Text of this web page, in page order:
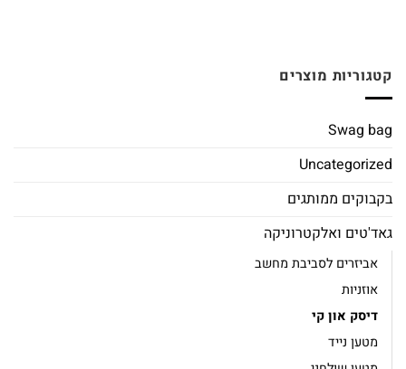
קטגוריות מוצרים
Swag bag
Uncategorized
בקבוקים ממותגים
גאד'טים ואלקטרוניקה
אביזרים לסביבת מחשב
אוזניות
דיסק און קי
מטען נייד